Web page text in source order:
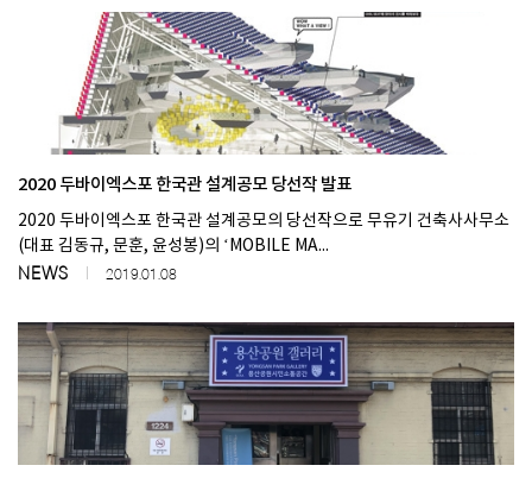
2020 두바이엑스포 한국관 설계공모 당선작 발표
2020 두바이엑스포 한국관 설계공모의 당선작으로 무유기 건축사사무소
(대표 김동규, 문훈, 윤성봉)의 ‘MOBILE MA...
NEWS 2019.01.08